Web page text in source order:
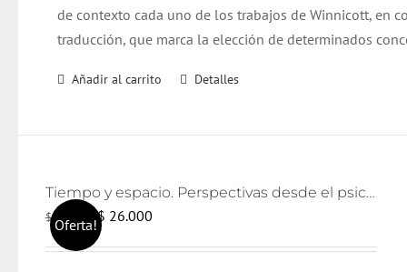
de contexto cada uno de los trabajos de Winnicott, en
traducción, que marca la elección de determinados
Añadir al carrito Detalles
Oferta!
Tiempo y espacio. Perspectivas desde el psicoanálisis y el arte
$28.000
El
precio
$ 26.000